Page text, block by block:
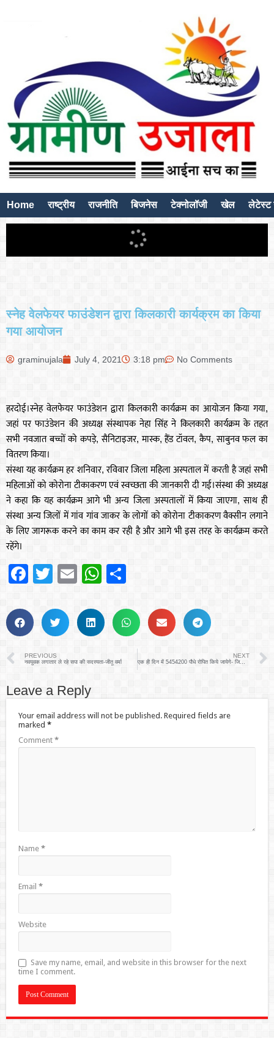
Home राष्ट्रीय राजनीति बिजनेस टेक्नोलॉजी खेल लेटेस्ट
स्नेह वेलफेयर फाउंडेशन द्वारा किलकारी कार्यक्रम का किया
गया आयोजन
graminujala July 4, 2021 3:18 pm No Comments
हरदोई।स्नेह वेलफेयर फाउंडेशन द्वारा किलकारी कार्यक्रम का आयोजन किया गया,
जहां पर फाउंडेशन की अध्यक्ष संस्थापक नेहा सिंह ने किलकारी कार्यक्रम के तहत
सभी नवजात बच्चों को कपड़े, सैनिटाइजर, मास्क, हैंड टॉवल, कैप, साबुनव फल का
वितरण किया।
संस्था यह कार्यक्रम हर शनिवार, रविवार जिला महिला अस्पताल में करती है जहां सभी
महिलाओं को कोरोना टीकाकरण एवं स्वच्छता की जानकारी दी गई।संस्था की अध्यक्ष
ने कहा कि यह कार्यक्रम आगे भी अन्य जिला अस्पतालों में किया जाएगा, साथ ही
संस्था अन्य जिलों में गांव गांव जाकर के लोगों को कोरोना टीकाकरण वैक्सीन लगाने
के लिए जागरूक करने का काम कर रही है और आगे भी इस तरह के कार्यक्रम करते
रहेंगे।
Facebook
Twitter
EmailWhatsApp
PREVIOUS
नवयुवक लगातार ले रहे सपा की सदस्यता-जीतू वर्मा
NEXT
एक ही दिन में 5454200 पौधे रोपित किये जायेगे- जिलाधिकारी
Leave a Reply
Your email address will not be published. Required fields are
marked *
Comment *
Name *
Email *
Website
Save my name, email, and website in this browser for the next
time I comment.